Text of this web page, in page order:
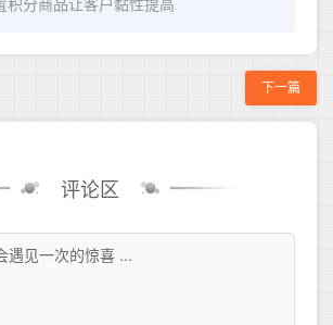
积分商品让客户黏性提高
下一篇
评论区